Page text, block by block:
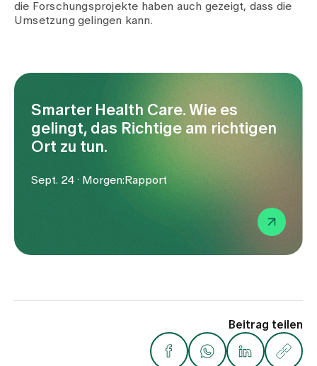
die Forschungsprojekte haben auch gezeigt, dass die
Umsetzung gelingen kann.
Smarter Health Care. Wie es
gelingt, das Richtige am richtigen
Ort zu tun.
Sept. 24 · Morgen:Rapport
Beitrag teilen